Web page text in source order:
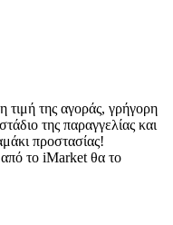
της αγοράς, γρήγορη
της παραγγελίας και
προστασίας!
το iMarket θα το